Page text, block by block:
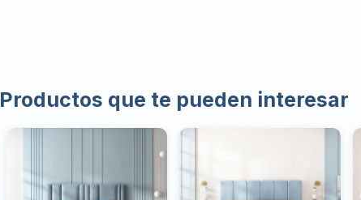
Productos que te pueden interesar